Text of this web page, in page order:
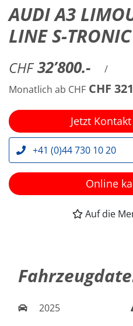
AUDI A3
LINE S-
CHF 32’800.-
/
Monatlich ab CHF CHF
Jetzt
+41 (0)44 730 10 20
Online
Auf die
2025